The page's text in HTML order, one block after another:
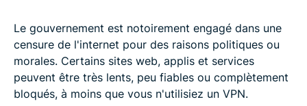
Le gouvernement est notoirement engagé dans une
censure de l'internet pour des raisons politiques ou
morales. Certains sites web, applis et services
peuvent être très lents, peu fiables ou complètement
bloqués, à moins que vous n'utilisiez un VPN.